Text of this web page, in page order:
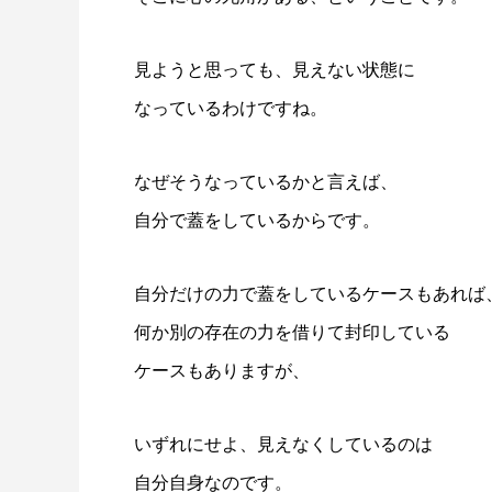
見ようと思っても、見えない状態に
なっているわけですね。
なぜそうなっているかと言えば、
自分で蓋をしているからです。
自分だけの力で蓋をしているケースもあれば
何か別の存在の力を借りて封印している
ケースもありますが、
いずれにせよ、見えなくしているのは
自分自身なのです。